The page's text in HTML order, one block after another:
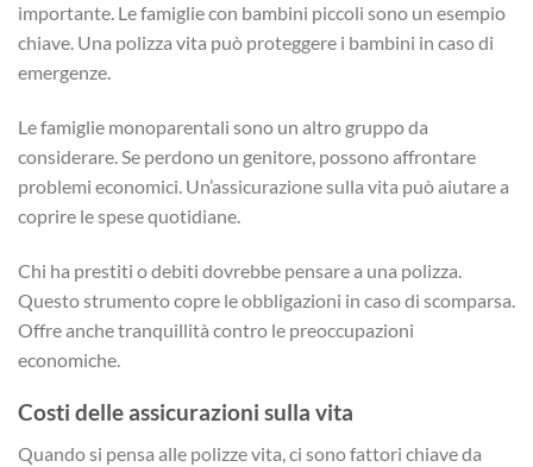
importante. Le famiglie con bambini piccoli sono un esempio
chiave. Una polizza vita può proteggere i bambini in caso di
emergenze.
Le famiglie monoparentali sono un altro gruppo da
considerare. Se perdono un genitore, possono affrontare
problemi economici. Un’assicurazione sulla vita può aiutare a
coprire le spese quotidiane.
Chi ha prestiti o debiti dovrebbe pensare a una polizza.
Questo strumento copre le obbligazioni in caso di scomparsa.
Offre anche tranquillità contro le preoccupazioni
economiche.
Costi delle assicurazioni sulla vita
Quando si pensa alle polizze vita, ci sono fattori chiave da